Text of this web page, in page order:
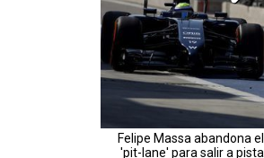
Felipe Massa abandona el
'pit-lane' para salir a pista